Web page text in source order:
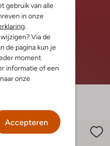
gebruik van alle
in onze
.
Via de
de pagina kun je
moment
informatie of een
onze
Accepteren